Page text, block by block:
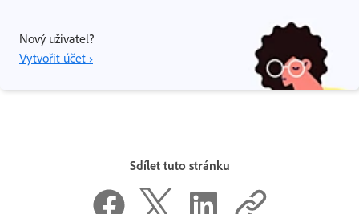
Nový uživatel?
Vytvořit účet ›
Sdílet tuto stránku